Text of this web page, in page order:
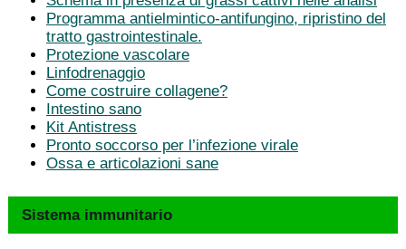
Programma antielmintico-antifungino, ripristino del
tratto gastrointestinale.
Protezione vascolare
Linfodrenaggio
Come costruire collagene?
Intestino sano
Kit Antistress
Pronto soccorso per l’infezione virale
Ossa e articolazioni sane
Sistema immunitario